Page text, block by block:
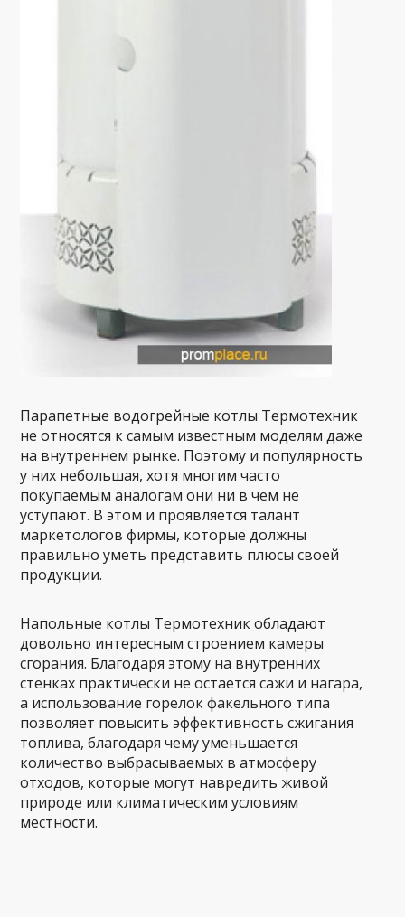
Парапетные водогрейные котлы Термотехник
не относятся к самым известным моделям даже
на внутреннем рынке. Поэтому и популярность
у них небольшая, хотя многим часто
покупаемым аналогам они ни в чем не
уступают. В этом и проявляется талант
маркетологов фирмы, которые должны
правильно уметь представить плюсы своей
продукции.
Напольные котлы Термотехник обладают
довольно интересным строением камеры
сгорания. Благодаря этому на внутренних
стенках практически не остается сажи и нагара,
а использование горелок факельного типа
позволяет повысить эффективность сжигания
топлива, благодаря чему уменьшается
количество выбрасываемых в атмосферу
отходов, которые могут навредить живой
природе или климатическим условиям
местности.